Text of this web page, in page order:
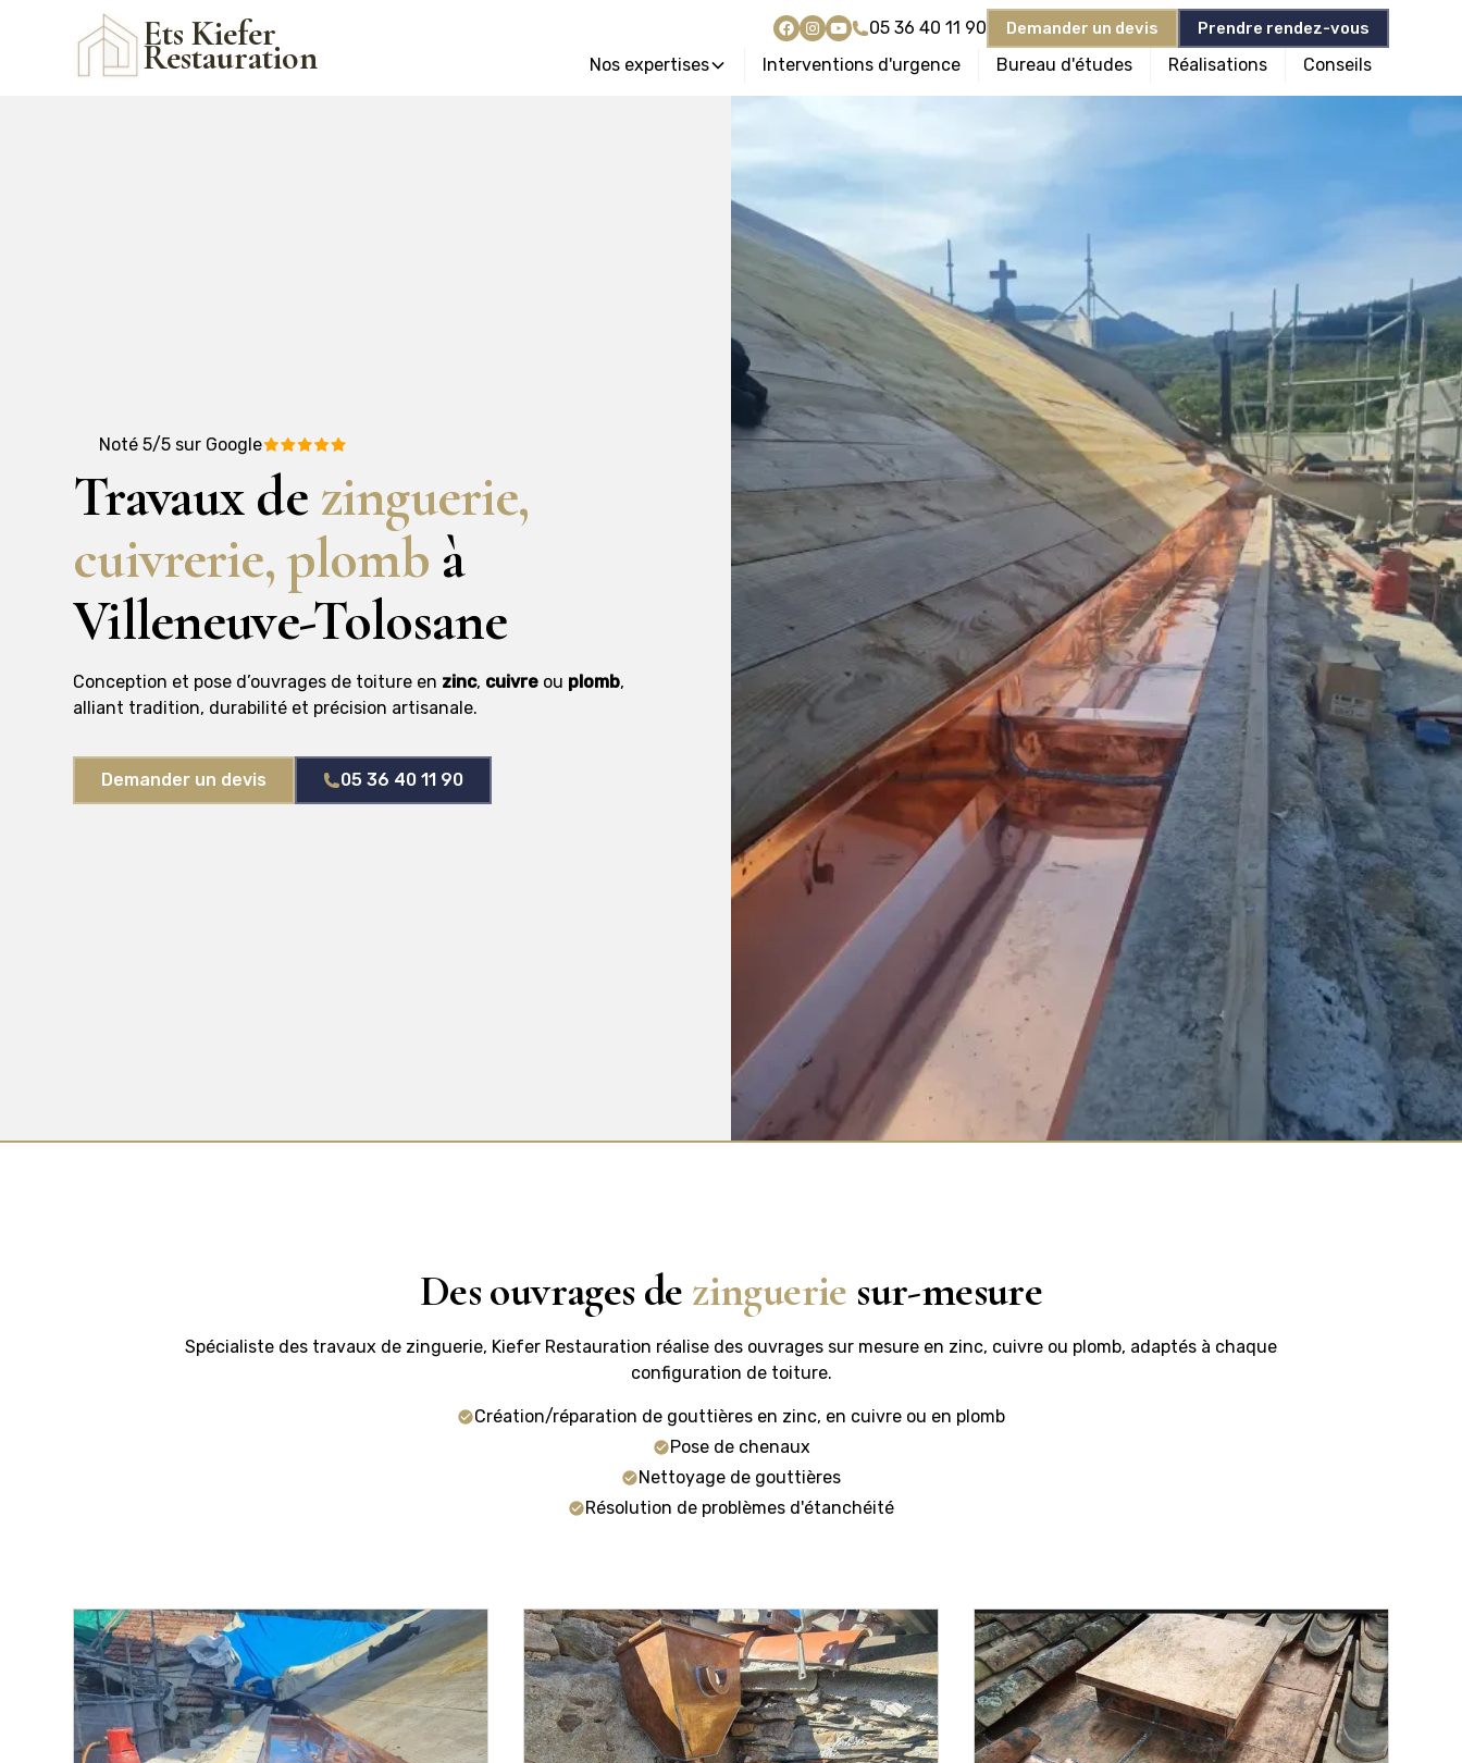
Ets Kiefer
Restauration
05 36 40 11 90 Demander un devis Prendre rendez-vous
Nos expertises Interventions d'urgence Bureau d'études Réalisations Conseils
Noté 5/5 sur Google
Travaux de zinguerie,
cuivrerie, plomb à
Villeneuve-Tolosane
Conception et pose d’ouvrages de toiture en zinc, cuivre ou plomb,
alliant tradition, durabilité et précision artisanale.
Demander un devis 05 36 40 11 90
Des ouvrages de zinguerie sur-mesure
Spécialiste des travaux de zinguerie, Kiefer Restauration réalise des ouvrages sur mesure en zinc, cuivre ou plomb, adaptés à chaque
configuration de toiture.
Création/réparation de gouttières en zinc, en cuivre ou en plomb
Pose de chenaux
Nettoyage de gouttières
Résolution de problèmes d'étanchéité